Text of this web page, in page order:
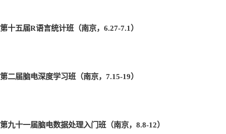
第十五届R语言统计班（南京，6.27-7.1 ）
第二届脑电深度学习班（南京，7.15-19）
第九十一届脑电数据处理入门班（南京，8.8-12）